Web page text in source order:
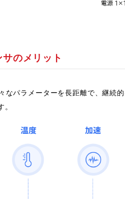
のメリット
なパラメーターを長距離で、継続
。